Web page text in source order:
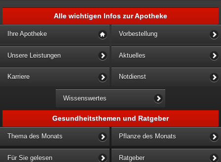
Alle wichtigen Infos zur Apotheke
Ihre Apotheke Vorbestellung
Unsere Leistungen Aktuelles
Karriere Notdienst
Wissenswertes
Gesundheitsthemen und Ratgeber
Thema des Monats Pflanze des Monats
Für Sie gelesen Ratgeber